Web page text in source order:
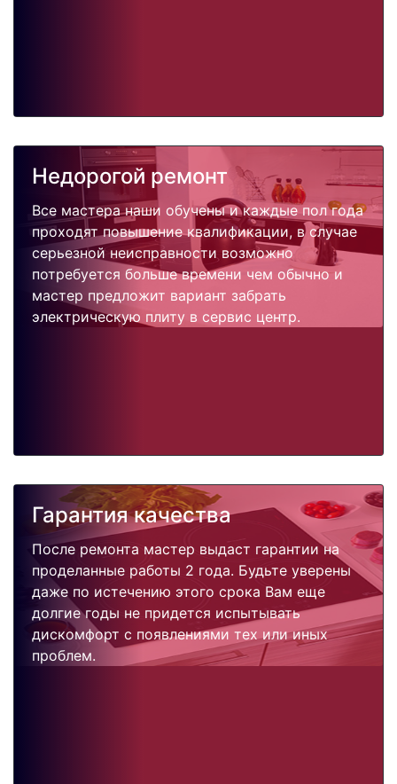
Недорогой ремонт
Все мастера наши обучены и каждые пол года
проходят повышение квалификации, в случае
серьезной неисправности возможно
потребуется больше времени чем обычно и
мастер предложит вариант забрать
электрическую плиту в сервис центр.
Гарантия качества
После ремонта мастер выдаст гарантии на
проделанные работы 2 года. Будьте уверены
даже по истечению этого срока Вам еще
долгие годы не придется испытывать
дискомфорт с появлениями тех или иных
проблем.